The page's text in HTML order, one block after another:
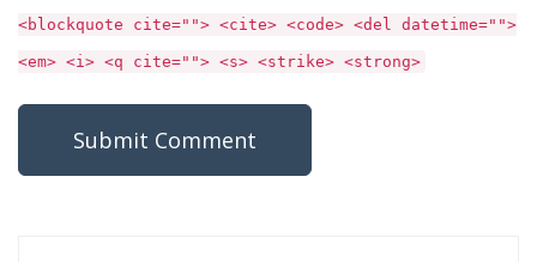
<blockquote cite=""> <cite> <code> <del datetime="">
<em> <i> <q cite=""> <s> <strike> <strong>